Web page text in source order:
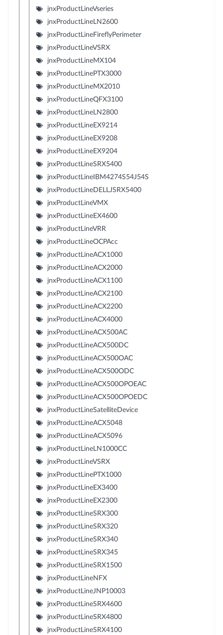
jnxProductLineVseries
jnxProductLineLN2600
jnxProductLineFireflyPerimeter
jnxProductLineVSRX
jnxProductLineMX104
jnxProductLinePTX3000
jnxProductLineMX2010
jnxProductLineQFX3100
jnxProductLineLN2800
jnxProductLineEX9214
jnxProductLineEX9208
jnxProductLineEX9204
jnxProductLineSRX5400
jnxProductLineIBM4274S54J54S
jnxProductLineDELLJSRX5400
jnxProductLineVMX
jnxProductLineEX4600
jnxProductLineVRR
jnxProductLineOCPAcc
jnxProductLineACX1000
jnxProductLineACX2000
jnxProductLineACX1100
jnxProductLineACX2100
jnxProductLineACX2200
jnxProductLineACX4000
jnxProductLineACX500AC
jnxProductLineACX500DC
jnxProductLineACX500OAC
jnxProductLineACX500ODC
jnxProductLineACX500OPOEAC
jnxProductLineACX500OPOEDC
jnxProductLineSatelliteDevice
jnxProductLineACX5048
jnxProductLineACX5096
jnxProductLineLN1000CC
jnxProductLineVSRX
jnxProductLinePTX1000
jnxProductLineEX3400
jnxProductLineEX2300
jnxProductLineSRX300
jnxProductLineSRX320
jnxProductLineSRX340
jnxProductLineSRX345
jnxProductLineSRX1500
jnxProductLineNFX
jnxProductLineJNP10003
jnxProductLineSRX4600
jnxProductLineSRX4800
jnxProductLineSRX4100